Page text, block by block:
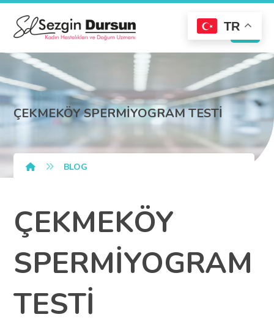
ÇEKMEKÖY SPERMİYOGRAM TESTİ
BLOG
ÇEKMEKÖY
SPERMİYOGRAM
TESTİ
TR